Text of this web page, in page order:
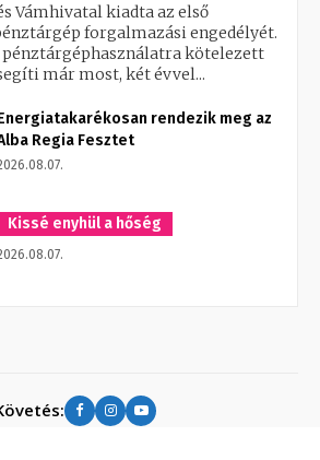
Vámhivatal kiadta az első
forgalmazási engedélyét.
pénztárgéphasználatra kötelezett
már most, két évvel...
rendezik meg az
Regia Fesztet
Kissé enyhül a hőség